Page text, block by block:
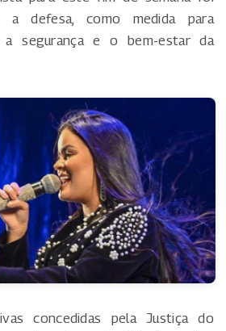
a defesa, como medida para
a segurança e o bem-estar da
concedidas pela Justiça do